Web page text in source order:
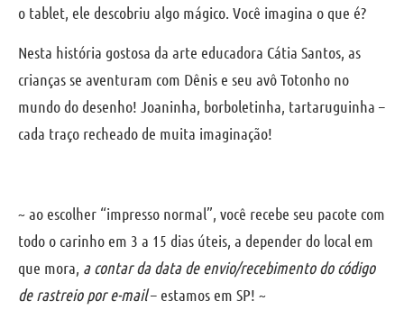
o tablet, ele descobriu algo mágico. Você imagina o que é?
Nesta história gostosa da arte educadora Cátia Santos, as
crianças se aventuram com Dênis e seu avô Totonho no
mundo do desenho! Joaninha, borboletinha, tartaruguinha –
cada traço recheado de muita imaginação!
~ ao escolher “impresso normal”, você recebe seu pacote com
todo o carinho em 3 a 15 dias úteis, a depender do local em
que mora, a contar da data de envio/recebimento do código
de rastreio por e-mail– estamos em SP! ~